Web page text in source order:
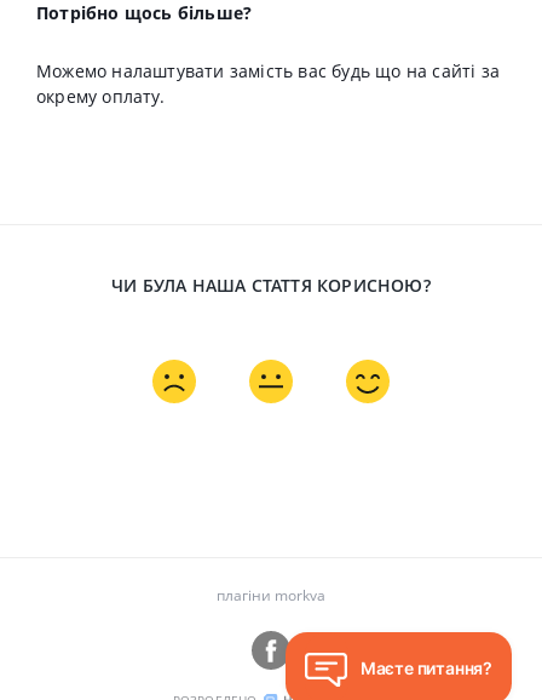
Потрібно щось більше?
Можемо налаштувати замість вас будь що на сайті за
окрему оплату.
ЧИ БУЛА НАША СТАТТЯ КОРИСНОЮ?
плагіни morkva